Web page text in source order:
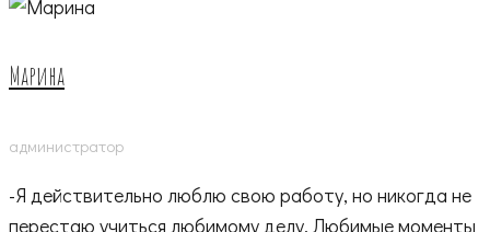
Марина
администратор
-Я действительно люблю свою работу, но никогда не
перестаю учиться любимому делу. Любимые моменты